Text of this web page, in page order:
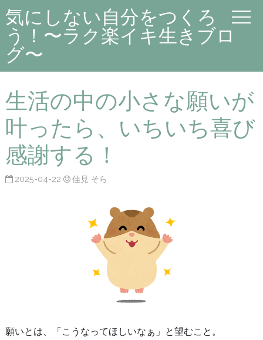
気にしない自分をつくろ
う！〜ラク楽イキ生きブロ
グ〜
生活の中の小さな願いが
叶ったら、いちいち喜び
感謝する！
2025-04-22 佳見 そら
願いとは、「こうなってほしいなぁ」と望むこと。